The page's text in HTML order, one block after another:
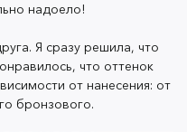
не пачкается. Это
отправилась в бар. В
надоело!
Я сразу решила, что
что оттенок
от нанесения: от
бронзового.